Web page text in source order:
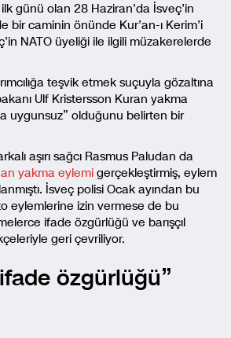
ilk günü olan 28 Haziran’da İsveç’in
bir caminin önünde Kur’an-ı Kerim’i
NATO üyeliği ile ilgili müzakerelerde
teşvik etmek suçuyla gözaltına
Ulf Kristersson Kuran yakma
uygunsuz” olduğunu belirten bir
aşırı sağcı Rasmus Paludan da
yakma eylemi gerçekleştirmiş, eylem
İsveç polisi Ocak ayından bu
eylemlerine izin vermese de bu
ifade özgürlüğü ve barışçıl
geri çevriliyor.
özgürlüğü”